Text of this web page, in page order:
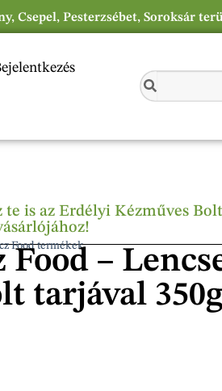
Csepel, Pesterzsébet, Soroksár
te is az Erdélyi Kézműves
Food termékek
Food –
tarjával